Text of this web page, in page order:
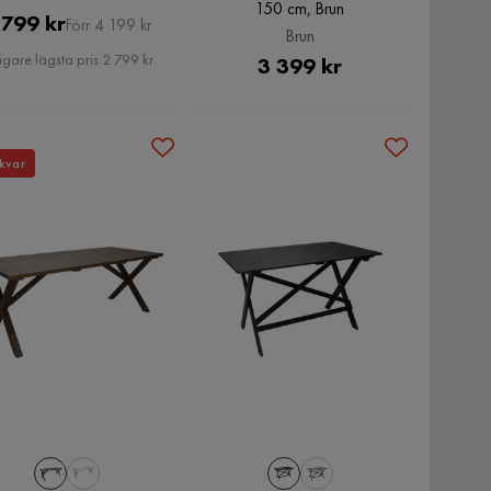
Pris
krOriginal
Pris
Förr 4 199 kr
lägsta pris 2 799 kr
150 cm, Brun
Brun
Pris
3 399 kr